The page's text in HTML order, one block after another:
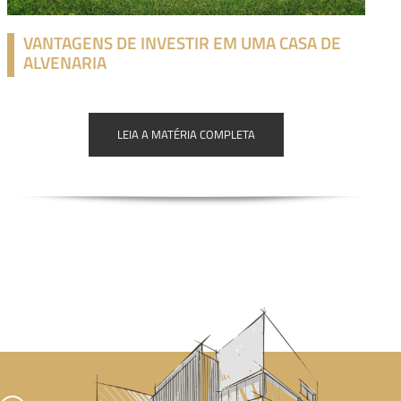
VANTAGENS DE INVESTIR EM UMA CASA DE
ALVENARIA
LEIA A MATÉRIA COMPLETA